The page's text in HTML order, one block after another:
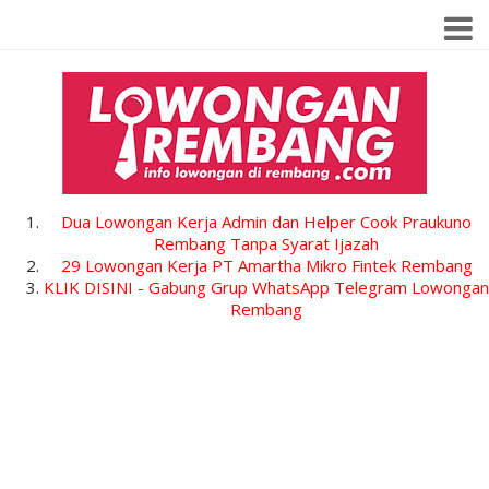
Dua Lowongan Kerja Admin dan Helper Cook Praukuno
Rembang Tanpa Syarat Ijazah
29 Lowongan Kerja PT Amartha Mikro Fintek Rembang
KLIK DISINI - Gabung Grup WhatsApp Telegram Lowongan
Rembang